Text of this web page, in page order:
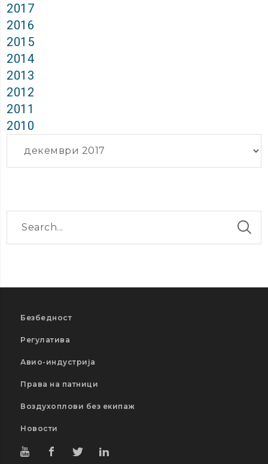
2017
2016
2015
2014
2013
2012
2011
2010
Безбедност
Регулатива
Авио-индустрија
Права на патници
Воздухоплови без екипаж
Новости